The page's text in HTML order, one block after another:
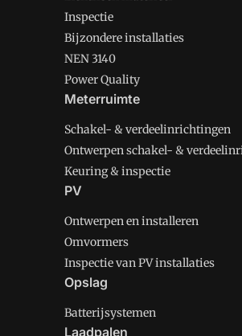
Inspectie
Bijzondere installaties
NEN 3140
Power Quality
Meterruimte
Schakel- & verdeelinrichtingen
Ontwerpen schakel- &
Keuring & inspectie
PV
Ontwerpen en installeren
Omvormers
Inspectie van PV installaties
Opslag
Batterijsystemen
Laadpalen